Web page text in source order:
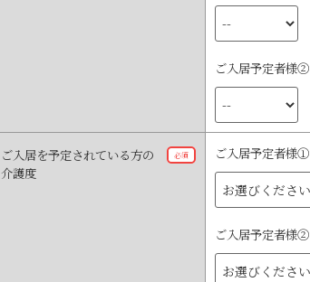
ご入居予定者様②
ご入居を予定されている方の
介護度
必須 ご入居予定者様①
ご入居予定者様②